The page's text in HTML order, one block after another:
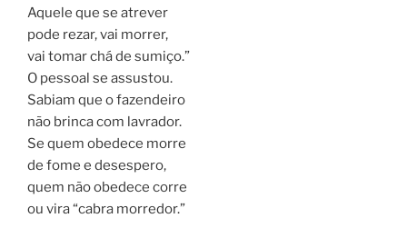
Aquele que se atrever
pode rezar, vai morrer,
vai tomar chá de sumiço.”
O pessoal se assustou.
Sabiam que o fazendeiro
não brinca com lavrador.
Se quem obedece morre
de fome e desespero,
quem não obedece corre
ou vira “cabra morredor.”